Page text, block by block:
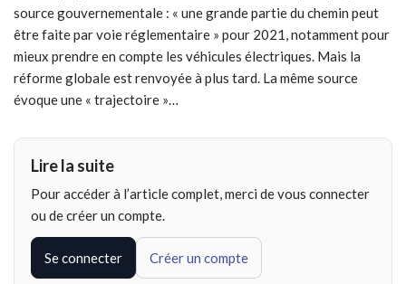
source gouvernementale : « une grande partie du chemin peut
être faite par voie réglementaire » pour 2021, notamment pour
mieux prendre en compte les véhicules électriques. Mais la
réforme globale est renvoyée à plus tard. La même source
évoque une « trajectoire »…
Lire la suite
Pour accéder à l’article complet, merci de vous connecter
ou de créer un compte.
Se connecter Créer un compte